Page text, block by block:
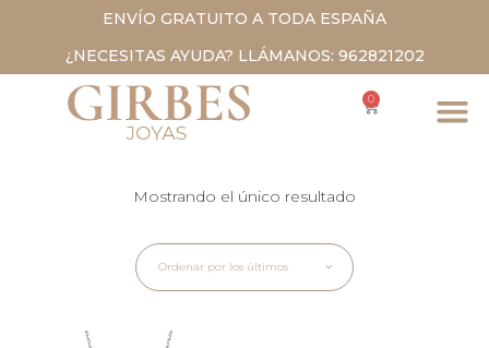
ENVÍO GRATUITO A TODA ESPAÑA
¿NECESITAS AYUDA? LLÁMANOS: 962821202
0
Mostrando el único resultado
Ordenar por los últimos